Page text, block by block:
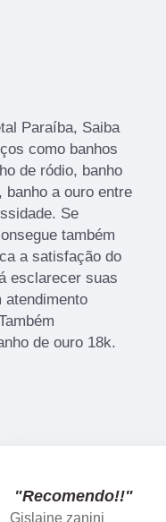
Paraíba, Saiba
como banhos
de ródio, banho
a ouro entre
Se
também
a satisfação do
esclarecer suas
de ouro 18k.